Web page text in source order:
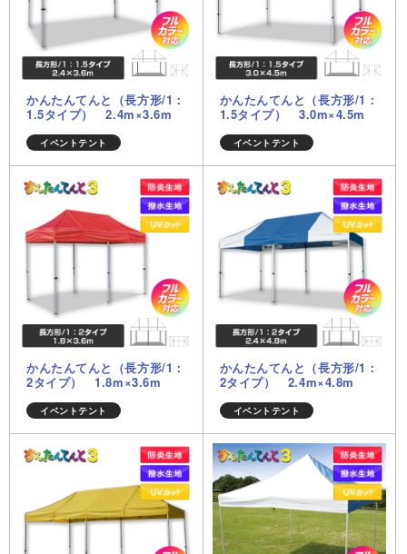
かんたんてんと（長方形/1：
1.5タイプ） 2.4m×3.6m
イベントテント
かんたんてんと（長方形/1：
1.5タイプ） 3.0m×4.5m
イベントテント
かんたんてんと（長方形/1：
2タイプ） 1.8m×3.6m
イベントテント
かんたんてんと（長方形/1：
2タイプ） 2.4m×4.8m
イベントテント